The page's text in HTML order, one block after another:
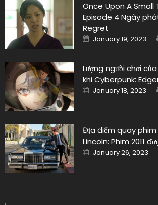
Once Upon A Small
Episode 4 Ngày
Regret
Posted
on
January 19, 2023
Lượng người chơi
khi Cyberpunk:
Posted
on
January 18, 2023
Địa điểm quay phim
Lincoln: Phim 2011
Posted
on
January 26, 2023